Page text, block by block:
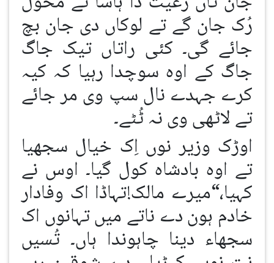
رُک جان گے تے لوکاں دی جان بچ
جائے گی۔ کئی راتاں تیک جاگ
جاگ کے اوہ سوچدا رہیا کہ کیہ
کرے جہدے نال سپ وی مر جائے
تے لاٹھی وی نہ ٹُٹے۔
اوڑک وزیر نوں اِک خیال سجھیا
تے اوہ بادشاہ کول گیا۔ اوس نے
کہیا،“میرے مالک!تہاڈا اک وفادار
خادم ہون دے ناتے میں تہانوں اک
سجھاء دینا چاہوندا ہاں۔ تُسیں